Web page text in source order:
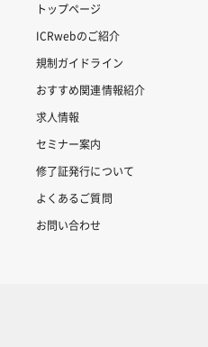
トップページ
ICRwebのご紹介
規制ガイドライン
おすすめ関連情報紹介
求人情報
セミナー案内
修了証発行について
よくあるご質問
お問い合わせ